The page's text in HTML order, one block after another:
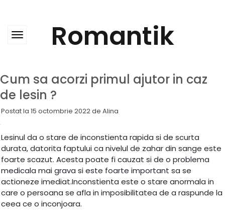
Romantik
Cum sa acorzi primul ajutor in caz
de lesin ?
Postat la 15 octombrie 2022de Alina
Lesinul da o stare de inconstienta rapida si de scurta
durata, datorita faptului ca nivelul de zahar din sange este
foarte scazut. Acesta poate fi cauzat si de o problema
medicala mai grava si este foarte important sa se
actioneze imediat.Inconstienta este o stare anormala in
care o persoana se afla in imposibilitatea de a raspunde la
ceea ce o inconjoara.